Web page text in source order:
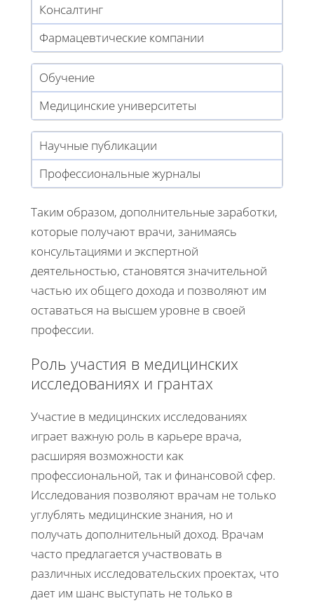
Консалтинг
Фармацевтические компании
Обучение
Медицинские университеты
Научные публикации
Профессиональные журналы
Таким образом, дополнительные заработки,
которые получают врачи, занимаясь
консультациями и экспертной
деятельностью, становятся значительной
частью их общего дохода и позволяют им
оставаться на высшем уровне в своей
профессии.
Роль участия в медицинских
исследованиях и грантах
Участие в медицинских исследованиях
играет важную роль в карьере врача,
расширяя возможности как
профессиональной, так и финансовой сфер.
Исследования позволяют врачам не только
углублять медицинские знания, но и
получать дополнительный доход. Врачам
часто предлагается участвовать в
различных исследовательских проектах, что
дает им шанс выступать не только в